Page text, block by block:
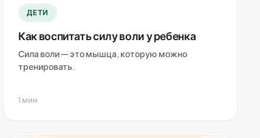
ДЕТИ
Как воспитать силу воли у ребенка
Сила воли — это мышца, которую можно
тренировать.
1 мин